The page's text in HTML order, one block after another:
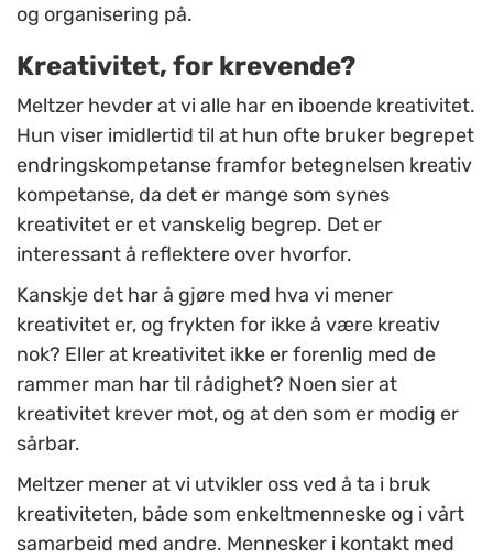
og organisering på.
Kreativitet, for krevende?
Meltzer hevder at vi alle har en iboende kreativitet.
Hun viser imidlertid til at hun ofte bruker begrepet
endringskompetanse framfor betegnelsen kreativ
kompetanse, da det er mange som synes
kreativitet er et vanskelig begrep. Det er
interessant å reflektere over hvorfor.
Kanskje det har å gjøre med hva vi mener
kreativitet er, og frykten for ikke å være kreativ
nok? Eller at kreativitet ikke er forenlig med de
rammer man har til rådighet? Noen sier at
kreativitet krever mot, og at den som er modig er
sårbar.
Meltzer mener at vi utvikler oss ved å ta i bruk
kreativiteten, både som enkeltmenneske og i vårt
samarbeid med andre. Mennesker i kontakt med